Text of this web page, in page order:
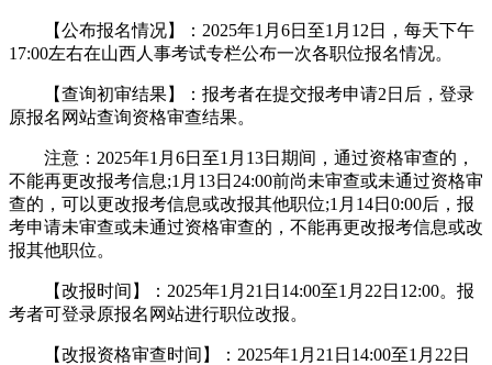
【公布报名情况】：2025年1月6日至1月12日，每天下午
17:00左右在山西人事考试专栏公布一次各职位报名情况。
【查询初审结果】：报考者在提交报考申请2日后，登录
原报名网站查询资格审查结果。
注意：2025年1月6日至1月13日期间，通过资格审查的，
不能再更改报考信息;1月13日24:00前尚未审查或未通过资格审
查的，可以更改报考信息或改报其他职位;1月14日0:00后，报
考申请未审查或未通过资格审查的，不能再更改报考信息或改
报其他职位。
【改报时间】：2025年1月21日14:00至1月22日12:00。报
考者可登录原报名网站进行职位改报。
【改报资格审查时间】：2025年1月21日14:00至1月22日